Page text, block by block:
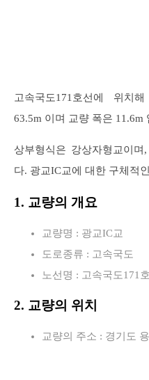
고속국도171호선에 위치
63.5m 이며 교량 폭은 11.6m
상부형식은 강상자형교이
다. 광교IC교에 대한 구체적
1. 교량의 개요
교량명 : 광교IC교
도로종류 : 고속국도
노선명 : 고속국도171
2. 교량의 위치
교량의 주소 : 경기도